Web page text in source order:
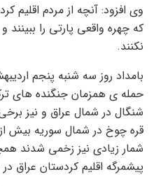
وی افزود: آنچه از مردم
که چهره واقعی پارتی را
نکنند.
حمله ی همزمان جنگنده های
شنگال در شمال عراق و نیز
پیشمرگه اقلیم کردستان عراق